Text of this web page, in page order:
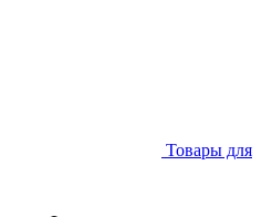
Товары для